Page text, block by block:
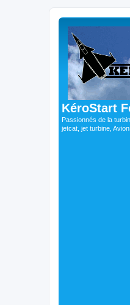
KéroStart
Passionnés de la
jetcat, jet turbine,